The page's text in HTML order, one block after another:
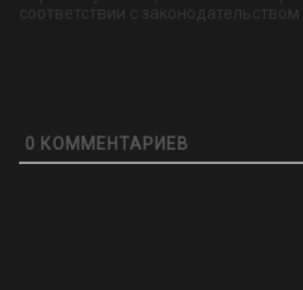
соответствии с
0 КОММЕНТАРИЕВ